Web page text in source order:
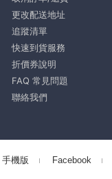
更改配送地址
追蹤清單
快速到貨服務
折價券說明
FAQ 常見問題
聯絡我們
手機版 Facebook